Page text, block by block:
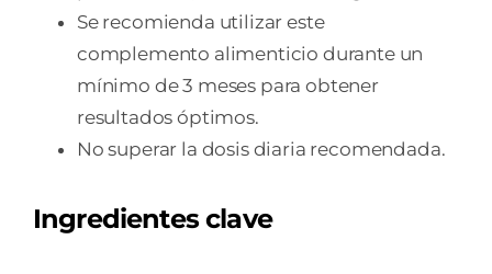
Se recomienda utilizar este
complemento alimenticio durante un
mínimo de 3 meses para obtener
resultados óptimos.
No superar la dosis diaria recomendada.
Ingredientes clave